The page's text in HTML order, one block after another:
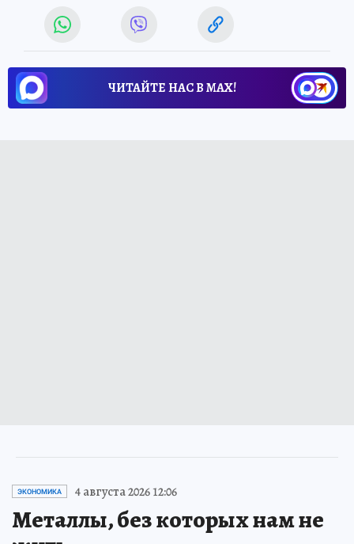
ЧИТАЙТЕ НАС В МАХ!
ЭКОНОМИКА 4 августа 2026 12:06
Металлы, без которых нам не